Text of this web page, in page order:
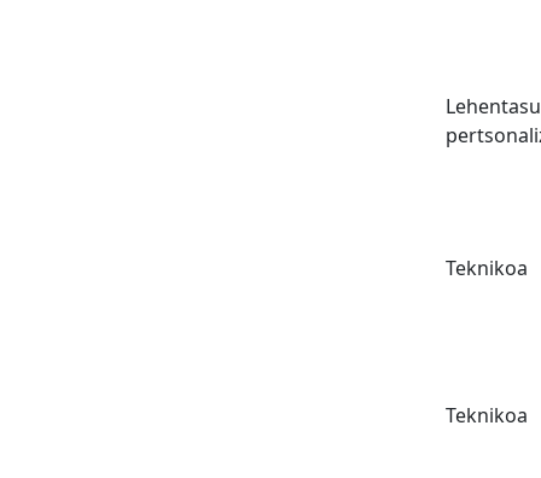
Teknikoa
Teknikoa